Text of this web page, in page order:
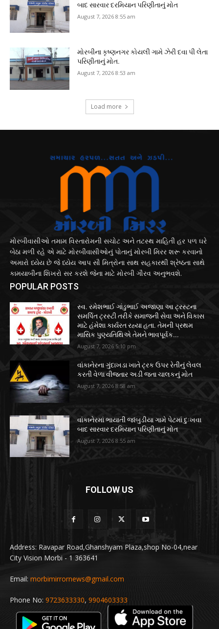
બાદ સારવાર દરમિયાન પરિણીતાનું મોત
August 7, 2026 8:55 am
મોરબીના કૃષ્ણનગર કોયલી ગામે ઝેરી દવા પી લેતા
પરિણીતાનું મોત.
August 7, 2026 8:53 am
Load more
મોરબીવાસીઓ તમામ વિસ્તારોમની સચોટ અને તટસ્થ માહિતી હર પળ ઘરે
બેઠા મળી રહે એ માટે મોરબીવાસીઓનું પોતાનું મોરબી મિરર શરૂ કરવાનો
અમારો ધ્યેય છે જે ધ્યેય આપ સૌ મિત્રોના સાથ સહકારથી શ્રેષ્ઠતા સાથે
કામયાબીના શિખરો સર કરશે જેના માટે મોરબી ગૌરવ અનુભવશે.
POPULAR POSTS
સ્વ. રમેશભાઈ ગાંડુભાઈ અજાણા આ ટ્રસ્ટના
સમર્પિત ટ્રસ્ટી તરીકે સમાજની સેવા અને વિકાસ
માટે હંમેશા કાર્યરત રહ્યા હતા. તેમની પ્રથમ
માસિક પુણ્યતિથિએ તેમને ભાવપૂર્વક...
August 7, 2026 5:10 pm
વાંકાનેરના ગુંદાખડા ખાતે ટ્રક ઉપર રેતીનું લેવલ
કરતી વેળા વીજતાર અડી જતા ચાલકનું મોત
August 7, 2026 8:58 am
વાંકાનેરમાં ભાયાતી જાંબુડીયા ગામે પેટમાં દુઃખવા
બાદ સારવાર દરમિયાન પરિણીતાનું મોત
August 7, 2026 8:55 am
FOLLOW US
Address: Ravapar Road,Ghanshyam Plaza,shop No-04,near
City Vision Morbi - 1 363641
Email: morbimirrornews@gmail.com
Phone No: 9723633330, 9904603333